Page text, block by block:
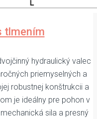
tlmením
hydraulický valec
priemyselných a
robustnej konštrukcii a
je ideálny pre pohon v
sila a presný